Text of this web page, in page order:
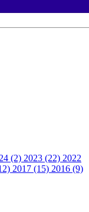
(2) 2023 (22) 2022
2017 (15) 2016 (9)